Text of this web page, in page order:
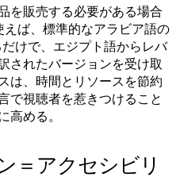
を販売する必要がある場合
ば、標準的なアラビア語の
けで、エジプト語からレバ
されたバージョンを受け取
は、時間とリソースを節約
で視聴者を惹きつけること
高める。
＝アクセシビリ